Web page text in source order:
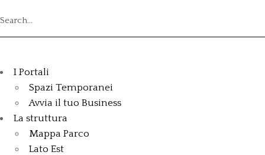
I Portali
Spazi Temporanei
Avvia il tuo Business
La struttura
Mappa Parco
Lato Est